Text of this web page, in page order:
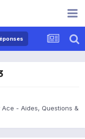
Ace - Aides, Questions &